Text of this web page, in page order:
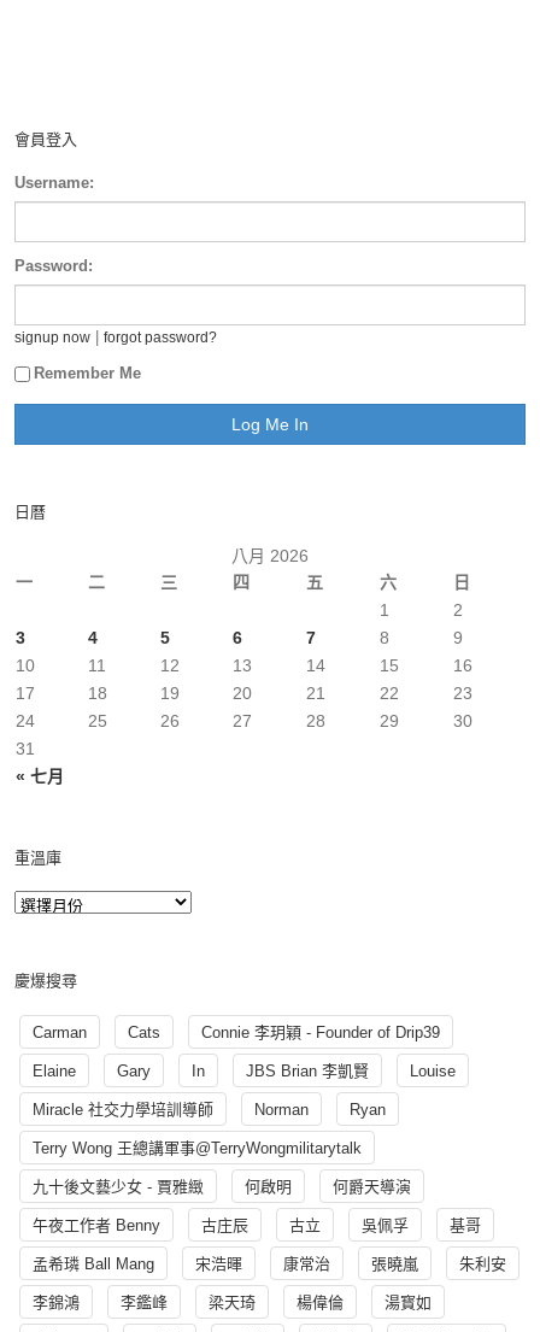
會員登入
Username:
Password:
signup now forgot password?
Remember Me
日曆
八月 2026
一
二 三 四 五 六 日
« 七月
1
2
3
4 5 6 7 8
9
10
11 12 13 14 15
16
17
18 19 20 21 22
23
24
25 26 27 28 29
30
31
重溫庫
慶爆搜尋
Carman Cats Connie 李玥穎 - Founder of Drip39
Elaine Gary In JBS Brian 李凱賢 Louise
Miracle 社交力學培訓導師 Norman Ryan
Terry Wong 王總講軍事@TerryWongmilitarytalk
九十後文藝少女 - 賈雅緻 何啟明 何爵天導演
午夜工作者 Benny 古庄辰 古立 吳佩孚 基哥
孟希璘 Ball Mang 宋浩暉 康常治 張曉嵐 朱利安
李錦鴻 李鑑峰 梁天琦 楊偉倫 湯寳如